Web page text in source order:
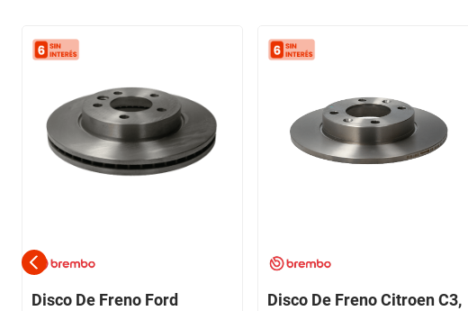
Disco De Freno Ford
Disco De Freno Citroen C3,